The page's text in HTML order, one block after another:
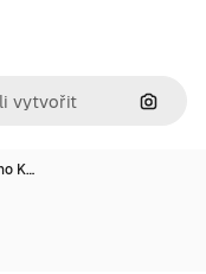
Hledat
K…